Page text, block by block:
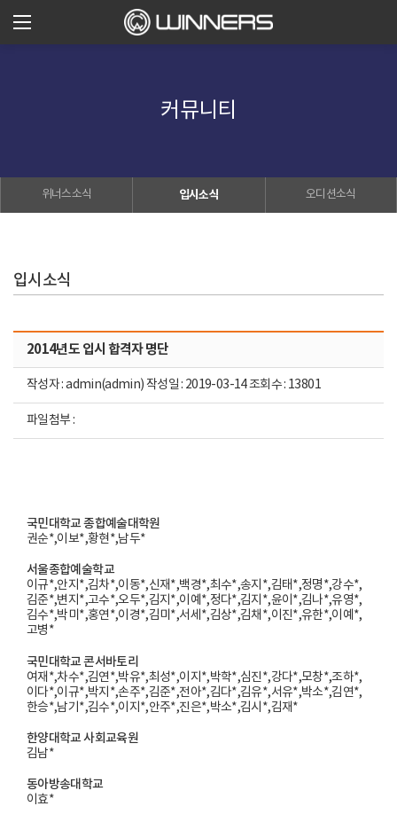
커뮤니티
위너스소식 입시소식 오디션소식
입시소식
2014년도 입시 합격자 명단
작성자 : admin(admin) 작성일 : 2019-03-14 조회수 : 13801
파일첨부 :
국민대학교 종합예술대학원
권순*,이보*,황현*,남두*
서울종합예술학교
이규*,안지*,김차*,이동*,신재*,백경*,최수*,송지*,김태*,정명*,강수*,
김준*,변지*,고수*,오두*,김지*,이예*,정다*,김지*,윤이*,김나*,유영*,
김수*,박미*,홍연*,이경*,김미*,서세*,김상*,김채*,이진*,유한*,이예*,
고병*
국민대학교 콘서바토리
여재*,차수*,김연*,박유*,최성*,이지*,박학*,심진*,강다*,모창*,조하*,
이다*,이규*,박지*,손주*,김준*,전아*,김다*,김유*,서유*,박소*,김연*,
한승*,남기*,김수*,이지*,안주*,진은*,박소*,김시*,김재*
한양대학교 사회교육원
김남*
동아방송대학교
이효*